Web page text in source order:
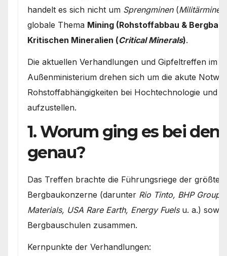
handelt es sich nicht um Sprengminen(Militärminen
globale Thema Mining (Rohstoffabbau & Bergbau)
Kritischen Mineralien (Critical Minerals).
Die aktuellen Verhandlungen und Gipfeltreffen im
Außenministerium drehen sich um die akute
Rohstoffabhängigkeiten bei Hochtechnologie und
aufzustellen.
1. Worum ging es bei den
genau?
Das Treffen brachte die Führungsriege der
Bergbaukonzerne (darunter Rio Tinto, BHP
Materials, USA Rare Earth, Energy Fuelsu. a.)
Bergbauschulen zusammen.
Kernpunkte der Verhandlungen: